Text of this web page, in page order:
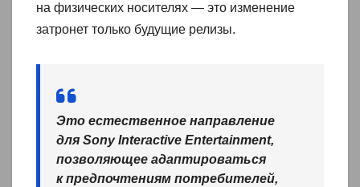
на физических носителях — это изменение
затронет только будущие релизы.
Это естественное направление
для Sony Interactive Entertainment,
позволяющее адаптироваться
к предпочтениям потребителей,